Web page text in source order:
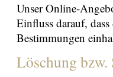
Unser Online-
Einfluss darauf,
Bestimmungen
Löschung